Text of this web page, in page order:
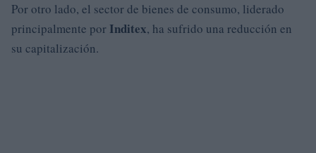
Por otro lado, el sector de bienes de consumo, liderado
principalmente por Inditex, ha sufrido una reducción en
su capitalización.